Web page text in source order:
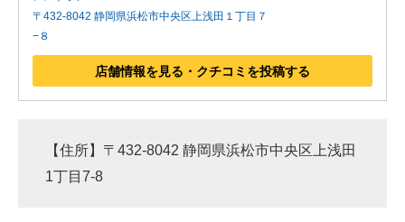
〒432-8042 静岡県浜松市中央区上浅田１丁目７
−８
店舗情報を見る・クチコミを投稿する
【住所】〒432-8042 静岡県浜松市中央区上浅田
1丁目7-8